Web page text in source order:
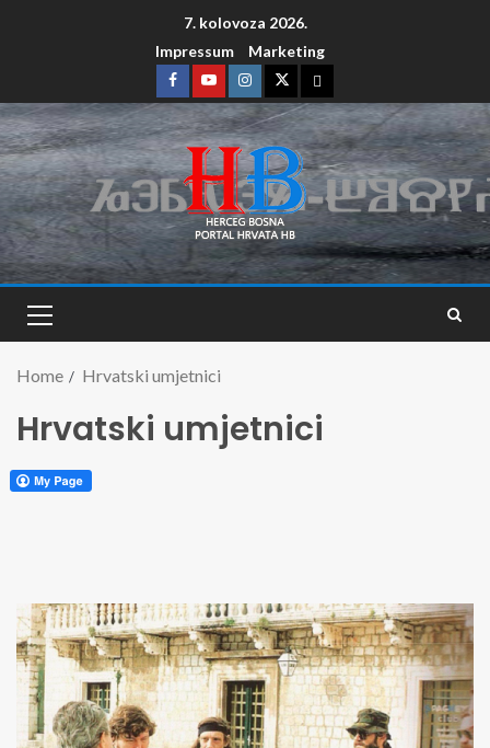
7. kolovoza 2026.
Impressum
Marketing
Home Hrvatski umjetnici
Hrvatski umjetnici